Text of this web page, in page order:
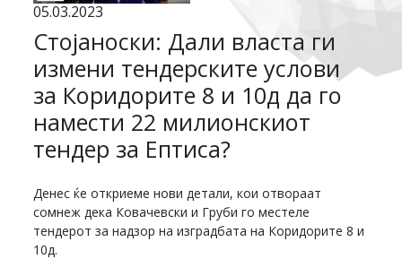
05.03.2023
Стојаноски: Дали власта ги
измени тендерските услови
за Коридорите 8 и 10д да го
намести 22 милионскиот
тендер за Ептиса?
Денес ќе откриеме нови детали, кои отвораат
сомнеж дека Ковачевски и Груби го местеле
тендерот за надзор на изградбата на Коридорите 8 и
10д.